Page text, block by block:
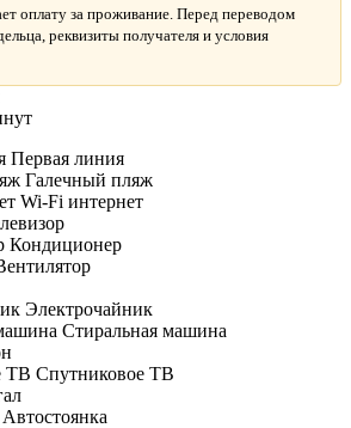
оплату за проживание. Перед переводом
реквизиты получателя и условия
Первая линия
Галечный пляж
Wi-Fi интернет
Кондиционер
Электрочайник
Стиральная машина
Спутниковое ТВ
Автостоянка